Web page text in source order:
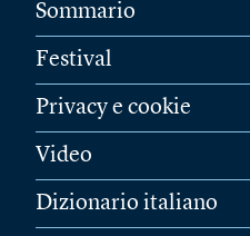
Sommario
Festival
Privacy e cookie
Video
Dizionario italiano